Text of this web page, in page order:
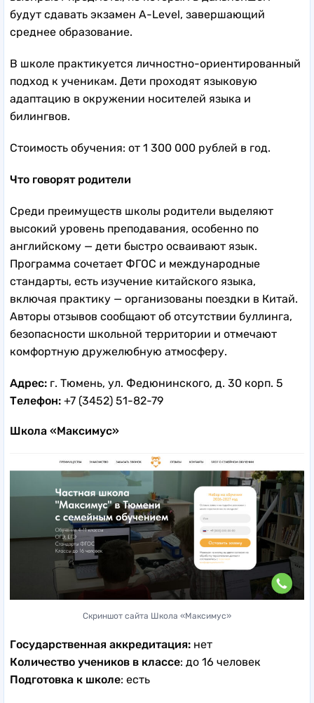
будут сдавать экзамен A-Level, завершающий
среднее образование.
В школе практикуется личностно-ориентированный
подход к ученикам. Дети проходят языковую
адаптацию в окружении носителей языка и
билингвов.
Стоимость обучения: от 1 300 000 рублей в год.
Что говорят родители
Среди преимуществ школы родители выделяют
высокий уровень преподавания, особенно по
английскому — дети быстро осваивают язык.
Программа сочетает ФГОС и международные
стандарты, есть изучение китайского языка,
включая практику — организованы поездки в Китай.
Авторы отзывов сообщают об отсутствии буллинга,
безопасности школьной территории и отмечают
комфортную дружелюбную атмосферу.
Адрес: г. Тюмень, ул. Федюнинского, д. 30 корп. 5
Телефон: +7 (3452) 51-82-79
Школа «Максимус»
Скриншот сайта Школа «Максимус»
Государственная аккредитация: нет
Количество учеников в классе: до 16 человек
Подготовка к школе: есть